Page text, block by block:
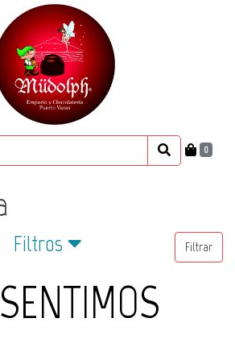
0
Filtros Filtrar